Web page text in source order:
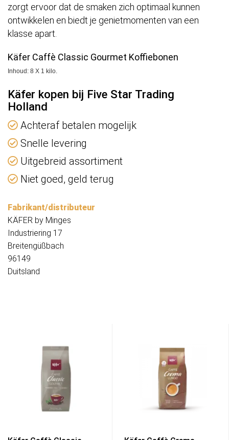
zorgt ervoor dat de smaken zich optimaal kunnen
ontwikkelen en biedt je genietmomenten van een
klasse apart.
Käfer Caffè Classic Gourmet Koffiebonen
Inhoud: 8 X 1 kilo.
Käfer kopen bij Five Star Trading
Holland
Achteraf betalen mogelijk
Snelle levering
Uitgebreid assortiment
Niet goed, geld terug
Fabrikant/distributeur
KÄFER by Minges
Industriering 17
Breitengüßbach
96149
Duitsland